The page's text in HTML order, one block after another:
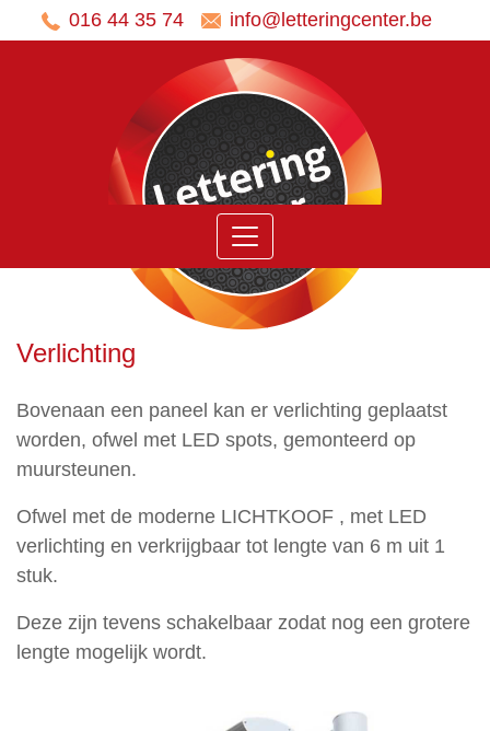
voertuigen
Stickers
en
Spandoeken
en
Raamfolies
016 44 35 74 info@letteringcenter.be
Verlichting
Bovenaan een paneel kan er verlichting geplaatst
worden, ofwel met LED spots, gemonteerd op
muursteunen.
Ofwel met de moderne LICHTKOOF , met LED
verlichting en verkrijgbaar tot lengte van 6 m uit 1
stuk.
Deze zijn tevens schakelbaar zodat nog een grotere
lengte mogelijk wordt.